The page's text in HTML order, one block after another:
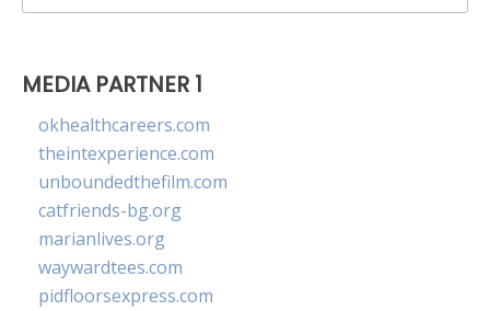
for:
MEDIA PARTNER 1
okhealthcareers.com
theintexperience.com
unboundedthefilm.com
catfriends-bg.org
marianlives.org
waywardtees.com
pidfloorsexpress.com